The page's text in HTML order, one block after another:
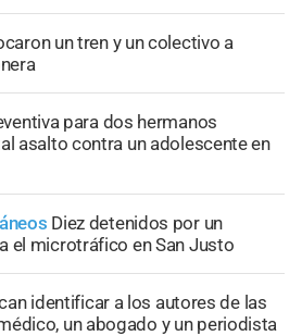
un tren y un colectivo a
para dos hermanos
asalto contra un adolescente en
Diez detenidos por un
el microtráfico en San Justo
identificar a los autores de las
un abogado y un periodista